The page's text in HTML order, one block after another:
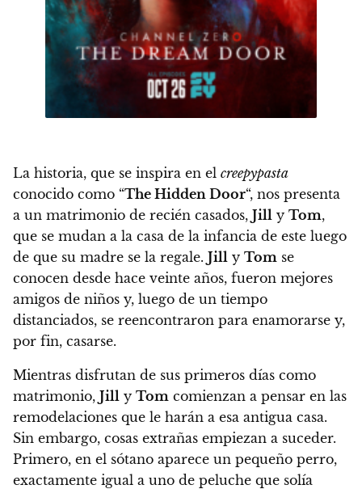
La historia, que se inspira en el creepypasta
conocido como “The Hidden Door“, nos presenta
a un matrimonio de recién casados, Jill y Tom,
que se mudan a la casa de la infancia de este luego
de que su madre se la regale. Jill y Tom se
conocen desde hace veinte años, fueron mejores
amigos de niños y, luego de un tiempo
distanciados, se reencontraron para enamorarse y,
por fin, casarse.
Mientras disfrutan de sus primeros días como
matrimonio, Jill y Tom comienzan a pensar en las
remodelaciones que le harán a esa antigua casa.
Sin embargo, cosas extrañas empiezan a suceder.
Primero, en el sótano aparece un pequeño perro,
exactamente igual a uno de peluche que solía